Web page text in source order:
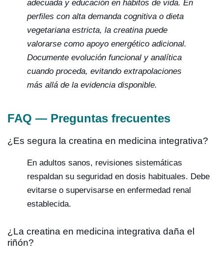
adecuada y educación en hábitos de vida. En
perfiles con alta demanda cognitiva o dieta
vegetariana estricta, la creatina puede
valorarse como apoyo energético adicional.
Documente evolución funcional y analítica
cuando proceda, evitando extrapolaciones
más allá de la evidencia disponible.
FAQ — Preguntas frecuentes
¿Es segura la creatina en medicina integrativa?
En adultos sanos, revisiones sistemáticas
respaldan su seguridad en dosis habituales. Debe
evitarse o supervisarse en enfermedad renal
establecida.
¿La creatina en medicina integrativa daña el
riñón?